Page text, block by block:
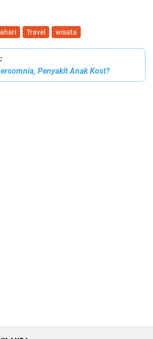
Travel wisata
Penyakit Anak Kost?